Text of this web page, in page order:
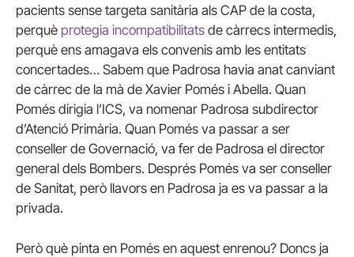
pacients sense targeta sanitària als CAP de la costa,
perquè protegia incompatibilitats de càrrecs intermedis,
perquè ens amagava els convenis amb les entitats
concertades… Sabem que Padrosa havia anat canviant
de càrrec de la mà de Xavier Pomés i Abella. Quan
Pomés dirigia l’ICS, va nomenar Padrosa subdirector
d’Atenció Primària. Quan Pomés va passar a ser
conseller de Governació, va fer de Padrosa el director
general dels Bombers. Després Pomés va ser conseller
de Sanitat, però llavors en Padrosa ja es va passar a la
privada.
Però què pinta en Pomés en aquest enrenou? Doncs ja